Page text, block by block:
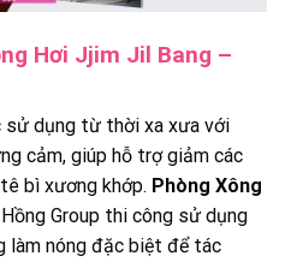
Hơi Jjim Jil Bang –
sử dụng từ thời xa xưa với
cảm, giúp hỗ trợ giảm các
bì xương khớp. Phòng Xông
Group thi công sử dụng
làm nóng đặc biệt để tác